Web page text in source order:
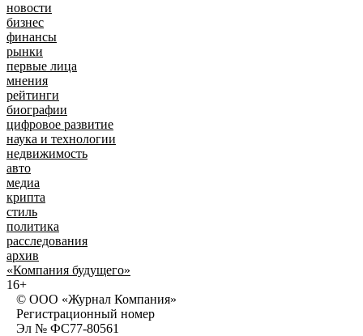
новости
бизнес
финансы
рынки
первые лица
мнения
рейтинги
биографии
цифровое развитие
наука и технологии
недвижимость
авто
медиа
крипта
стиль
политика
расследования
архив
«Компания будущего»
16+
© ООО «Журнал Компания»
Регистрационный номер
Эл № ФС77-80561